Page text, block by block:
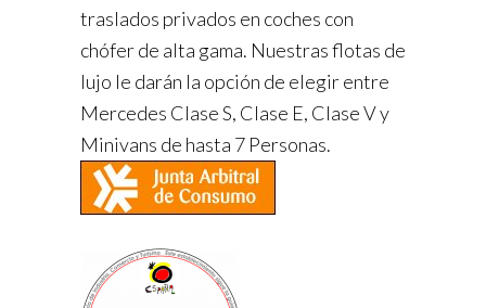
traslados privados en coches con
chófer de alta gama. Nuestras flotas de
lujo le darán la opción de elegir entre
Mercedes Clase S, Clase E, Clase V y
Minivans de hasta 7 Personas.